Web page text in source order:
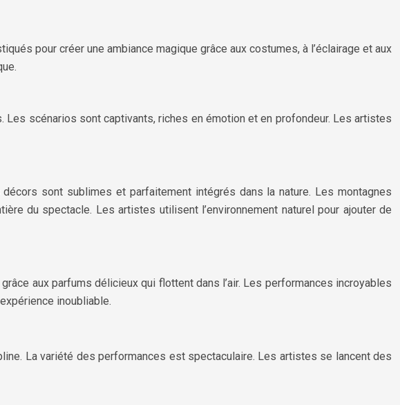
pour créer une ambiance magique grâce aux costumes, à l’éclairage et aux
scénarios sont captivants, riches en émotion et en profondeur. Les artistes
sont sublimes et parfaitement intégrés dans la nature. Les montagnes
du spectacle. Les artistes utilisent l’environnement naturel pour ajouter de
aux parfums délicieux qui flottent dans l’air. Les performances incroyables
inoubliable.
La variété des performances est spectaculaire. Les artistes se lancent des